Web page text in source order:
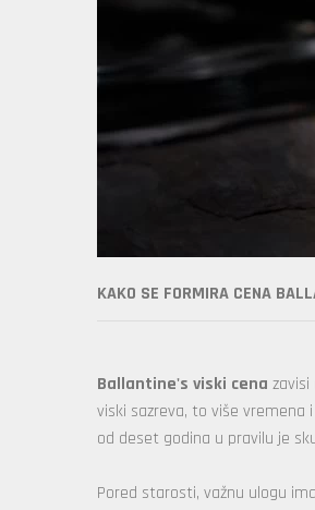
KAKO SE FORMIRA CENA
Ballantine's viski cena
viski sazreva, to više vremena
od deset godina u pravilu je
Pored starosti, važnu ulogu